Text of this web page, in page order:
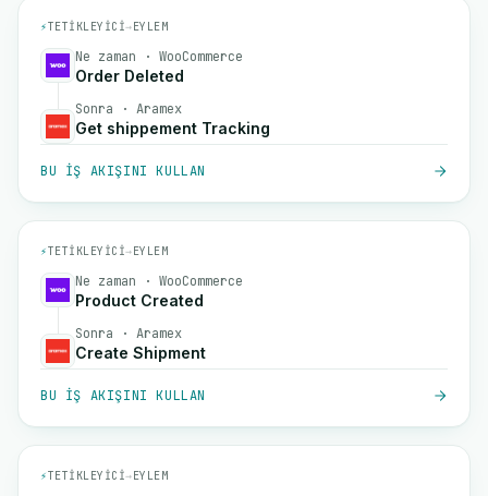
⚡TETIKLEYICI→EYLEM
Ne zaman · WooCommerce
Order Deleted
Sonra · Aramex
Get shippement Tracking
BU IŞ AKIŞINI KULLAN
⚡TETIKLEYICI→EYLEM
Ne zaman · WooCommerce
Product Created
Sonra · Aramex
Create Shipment
BU IŞ AKIŞINI KULLAN
⚡TETIKLEYICI→EYLEM